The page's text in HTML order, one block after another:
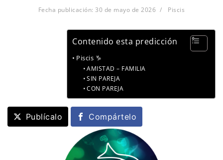
Fecha publicación:30 de mayo de 2026 Piscis
Contenido esta predicción
Piscis ♑
AMISTAD – FAMILIA
SIN PAREJA
CON PAREJA
Publícalo Compártelo